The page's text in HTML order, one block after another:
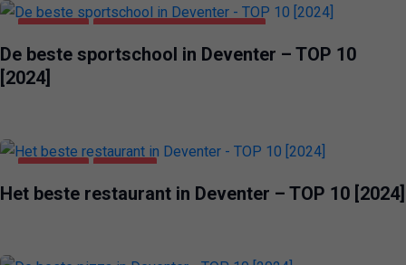
De beste sportschool in Deventer – TOP 10
[2024]
Het beste restaurant in Deventer – TOP 10 [2024]